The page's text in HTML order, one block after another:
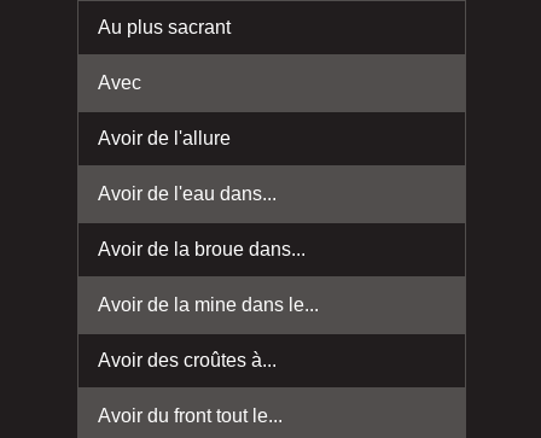
Au plus sacrant
Avec
Avoir de l'allure
Avoir de l'eau dans...
Avoir de la broue dans...
Avoir de la mine dans le...
Avoir des croûtes à...
Avoir du front tout le...